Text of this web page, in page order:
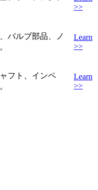
>>
バルブ部品、ノ
Learn
>>
フト、インペ
Learn
>>